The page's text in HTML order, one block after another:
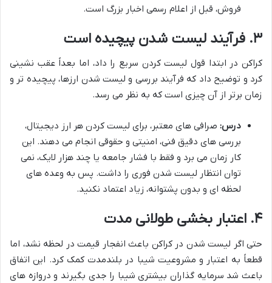
فروش، قبل از اعلام رسمی اخبار بزرگ است.
۳. فرآیند لیست شدن پیچیده است
کراکن در ابتدا قول لیست کردن سریع را داد، اما بعداً عقب نشینی
کرد و توضیح داد که فرآیند بررسی و لیست شدن ارزها، پیچیده تر و
زمان برتر از آن چیزی است که به نظر می رسد.
درس: صرافی های معتبر، برای لیست کردن هر ارز دیجیتال،
بررسی های دقیق فنی، امنیتی و حقوقی انجام می دهند. این
کار زمان می برد و فقط با فشار جامعه یا چند هزار لایک، نمی
توان انتظار لیست شدن فوری را داشت. پس به وعده های
لحظه ای و بدون پشتوانه، زیاد اعتماد نکنید.
۴. اعتبار بخشی طولانی مدت
حتی اگر لیست شدن در کراکن باعث انفجار قیمت در لحظه نشد، اما
قطعاً به اعتبار و مشروعیت شیبا در بلندمدت کمک کرد. این اتفاق
باعث شد سرمایه گذاران بیشتری شیبا را جدی بگیرند و دروازه های